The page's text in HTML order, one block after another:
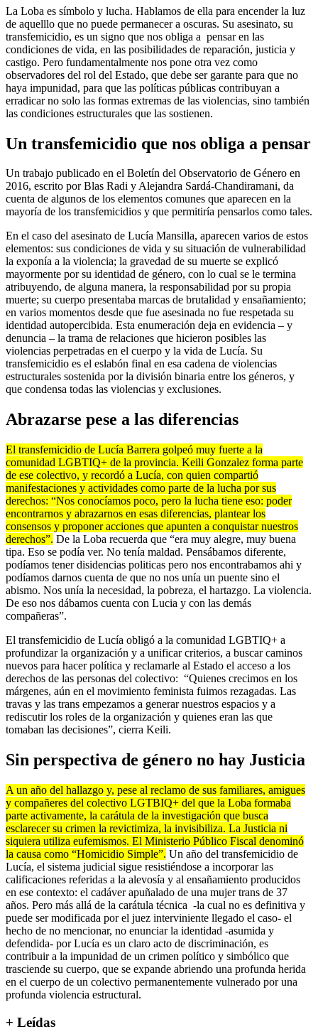
La Loba es símbolo y lucha. Hablamos de ella para encender la luz
de aquelllo que no puede permanecer a oscuras. Su asesinato, su
transfemicidio, es un signo que nos obliga a pensar en las
condiciones de vida, en las posibilidades de reparación, justicia y
castigo. Pero fundamentalmente nos pone otra vez como
observadores del rol del Estado, que debe ser garante para que no
haya impunidad, para que las políticas públicas contribuyan a
erradicar no solo las formas extremas de las violencias, sino también
las condiciones estructurales que las sostienen.
Un transfemicidio que nos obliga a pensar
Un trabajo publicado en el Boletín del Observatorio de Género en
2016, escrito por Blas Radi y Alejandra Sardá-Chandiramani, da
cuenta de algunos de los elementos comunes que aparecen en la
mayoría de los transfemicidios y que permitiría pensarlos como tales.
En el caso del asesinato de Lucía Mansilla, aparecen varios de estos
elementos: sus condiciones de vida y su situación de vulnerabilidad
la exponía a la violencia; la gravedad de su muerte se explicó
mayormente por su identidad de género, con lo cual se le termina
atribuyendo, de alguna manera, la responsabilidad por su propia
muerte; su cuerpo presentaba marcas de brutalidad y ensañamiento;
en varios momentos desde que fue asesinada no fue respetada su
identidad autopercibida. Esta enumeración deja en evidencia – y
denuncia – la trama de relaciones que hicieron posibles las
violencias perpetradas en el cuerpo y la vida de Lucía. Su
transfemicidio es el eslabón final en esa cadena de violencias
estructurales sostenida por la división binaria entre los géneros, y
que condensa todas las violencias y exclusiones.
Abrazarse pese a las diferencias
El transfemicidio de Lucía Barrera golpeó muy fuerte a la
comunidad LGBTIQ+ de la provincia. Keili Gonzalez forma parte
de ese colectivo, y recordó a Lucía, con quien compartió
manifestaciones y actividades como parte de la lucha por sus
derechos: “Nos conocíamos poco, pero la lucha tiene eso: poder
encontrarnos y abrazarnos en esas diferencias, plantear los
consensos y proponer acciones que apunten a conquistar nuestros
derechos”. De la Loba recuerda que “era muy alegre, muy buena
tipa. Eso se podía ver. No tenía maldad. Pensábamos diferente,
podíamos tener disidencias politicas pero nos encontrabamos ahi y
podíamos darnos cuenta de que no nos unía un puente sino el
abismo. Nos unía la necesidad, la pobreza, el hartazgo. La violencia.
De eso nos dábamos cuenta con Lucia y con las demás
compañeras”.
El transfemicidio de Lucía obligó a la comunidad LGBTIQ+ a
profundizar la organización y a unificar criterios, a buscar caminos
nuevos para hacer política y reclamarle al Estado el acceso a los
derechos de las personas del colectivo: “Quienes crecimos en los
márgenes, aún en el movimiento feminista fuimos rezagadas. Las
travas y las trans empezamos a generar nuestros espacios y a
rediscutir los roles de la organización y quienes eran las que
tomaban las decisiones”, cierra Keili.
Sin perspectiva de género no hay Justicia
A un año del hallazgo y, pese al reclamo de sus familiares, amigues
y compañeres del colectivo LGTBIQ+ del que la Loba formaba
parte activamente, la carátula de la investigación que busca
esclarecer su crimen la revictimiza, la invisibiliza. La Justicia ni
siquiera utiliza eufemismos. El Ministerio Público Fiscal denominó
la causa como “Homicidio Simple”. Un año del transfemicidio de
Lucía, el sistema judicial sigue resistiéndose a incorporar las
calificaciones referidas a la alevosía y al ensañamiento producidos
en ese contexto: el cadáver apuñalado de una mujer trans de 37
años. Pero más allá de la carátula técnica -la cual no es definitiva y
puede ser modificada por el juez interviniente llegado el caso- el
hecho de no mencionar, no enunciar la identidad -asumida y
defendida- por Lucía es un claro acto de discriminación, es
contribuir a la impunidad de un crimen político y simbólico que
trasciende su cuerpo, que se expande abriendo una profunda herida
en el cuerpo de un colectivo permanentemente vulnerado por una
profunda violencia estructural.
+ Leídas